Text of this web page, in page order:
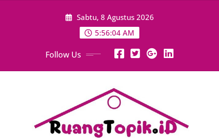
Sabtu, 8 Agustus 2026
5:56:06 AM
Follow Us